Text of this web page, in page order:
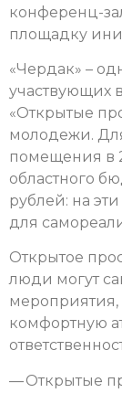
конференц-
площадку
«Чердак» –
участвующих
«Открытые
молодежи.
помещения в
областного
рублей: на
для
Открытое
люди могут
мероприятия,
комфортную
— Открытые